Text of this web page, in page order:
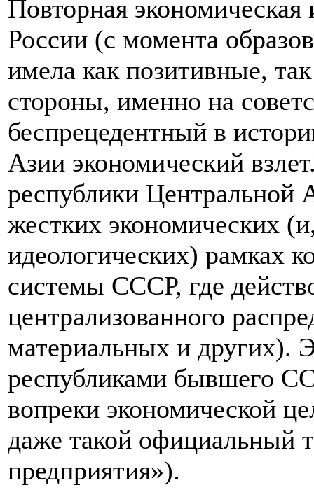
Повторная
России (с момента
имела как позитивные,
стороны, именно на
беспрецедентный в
Азии экономический
республики Центральной
жестких экономических
идеологических) рамках
системы СССР, где
централизованного
материальных и других).
республиками бывшего
вопреки экономической
даже такой официальный
предприятия»).